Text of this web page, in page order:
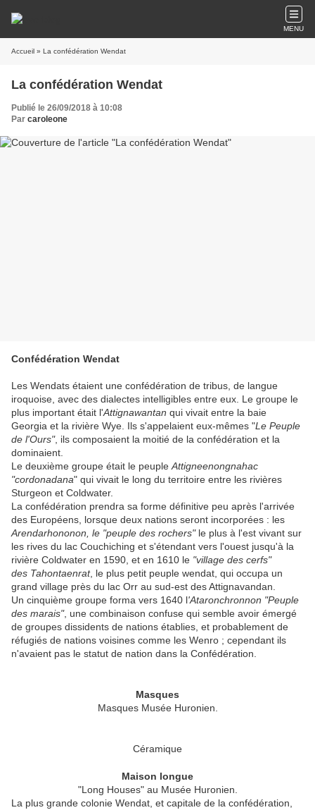
MENU
Accueil » La confédération Wendat
La confédération Wendat
Publié le 26/09/2018 à 10:08
Par caroleone
Confédération Wendat
Les Wendats étaient une confédération de tribus, de langue
iroquoise, avec des dialectes intelligibles entre eux. Le groupe le
plus important était l'Attignawantan qui vivait entre la baie
Georgia et la rivière Wye. Ils s'appelaient eux-mêmes "Le Peuple
de l'Ours", ils composaient la moitié de la confédération et la
dominaient.
Le deuxième groupe était le peuple Attigneenongnahac
"cordonadana" qui vivait le long du territoire entre les rivières
Sturgeon et Coldwater.
La confédération prendra sa forme définitive peu après l'arrivée
des Européens, lorsque deux nations seront incorporées : les
Arendarhononon, le "peuple des rochers"le plus à l'est vivant sur
les rives du lac Couchiching et s'étendant vers l'ouest jusqu'à la
rivière Coldwater en 1590, et en 1610 le "village des cerfs"
des Tahontaenrat, le plus petit peuple wendat, qui occupa un
grand village près du lac Orr au sud-est des Attignavandan.
Un cinquième groupe forma vers 1640 l'Ataronchronnon "Peuple
des marais", une combinaison confuse qui semble avoir émergé
de groupes dissidents de nations établies, et probablement de
réfugiés de nations voisines comme les Wenro ; cependant ils
n'avaient pas le statut de nation dans la Confédération.
Masques
Masques Musée Huronien.
Céramique
Maison longue
"Long Houses" au Musée Huronien.
La plus grande colonie Wendat, et capitale de la confédération,